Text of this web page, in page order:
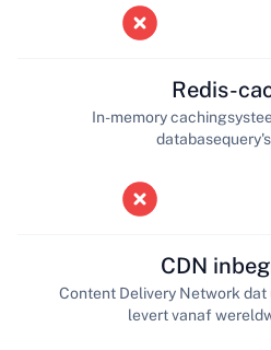
Redis-
In-memory
CDN
Content Delivery Network
levert vanaf